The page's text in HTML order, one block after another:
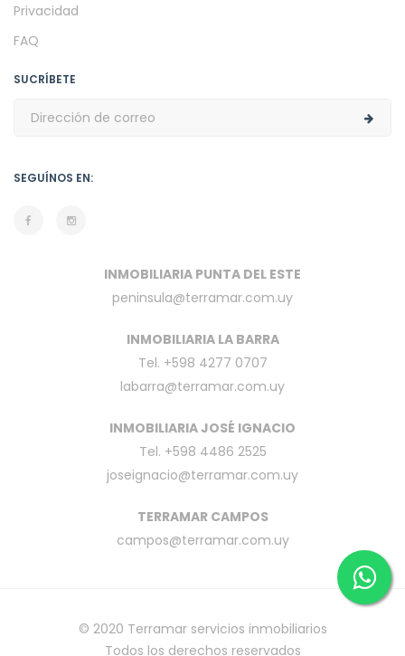
Privacidad
FAQ
SUCRÍBETE
SEGUÍNOS EN:
INMOBILIARIA PUNTA DEL ESTE
peninsula@terramar.com.uy
INMOBILIARIA LA BARRA
Tel. +598 4277 0707
labarra@terramar.com.uy
INMOBILIARIA JOSÉ IGNACIO
Tel. +598 4486 2525
joseignacio@terramar.com.uy
TERRAMAR CAMPOS
campos@terramar.com.uy
© 2020 Terramar servicios inmobiliarios
Todos los derechos reservados